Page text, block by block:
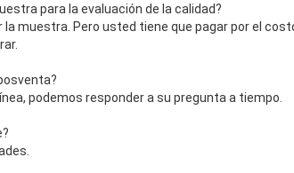
para la evaluación de la calidad?
la muestra. Pero usted tiene que pagar por el
podemos responder a su pregunta a tiempo.